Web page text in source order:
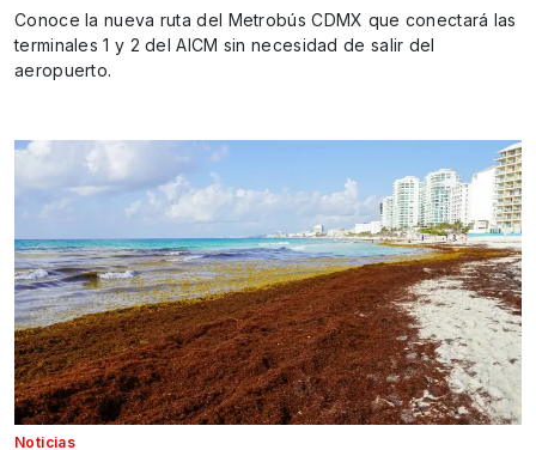
Conoce la nueva ruta del Metrobús CDMX que conectará las
terminales 1 y 2 del AICM sin necesidad de salir del
aeropuerto.
Noticias